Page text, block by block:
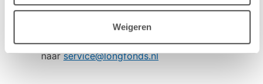
Weigeren
Stuur de overeenkomst ondertekend kosteloos
terug naar: antwoordnummer 305, 3800 VB
Amersfoort. Of mail een scan
naarservice@longfonds.nl